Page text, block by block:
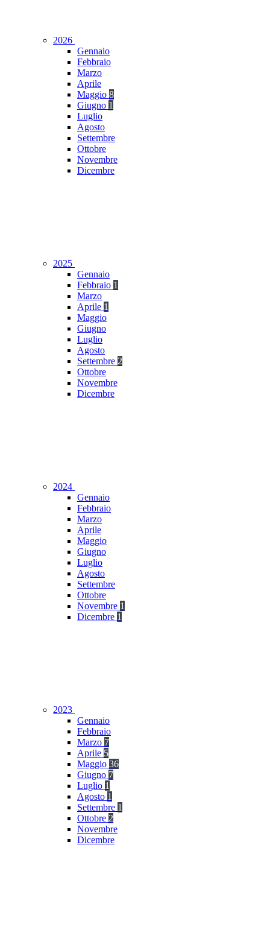
2026
Gennaio
Febbraio
Marzo
Aprile
Maggio 8
Giugno 1
Luglio
Agosto
Settembre
Ottobre
Novembre
Dicembre
2025
Gennaio
Febbraio 1
Marzo
Aprile 1
Maggio
Giugno
Luglio
Agosto
Settembre 2
Ottobre
Novembre
Dicembre
2024
Gennaio
Febbraio
Marzo
Aprile
Maggio
Giugno
Luglio
Agosto
Settembre
Ottobre
Novembre 1
Dicembre 1
2023
Gennaio
Febbraio
Marzo 7
Aprile 5
Maggio 36
Giugno 7
Luglio 1
Agosto 1
Settembre 1
Ottobre 2
Novembre
Dicembre